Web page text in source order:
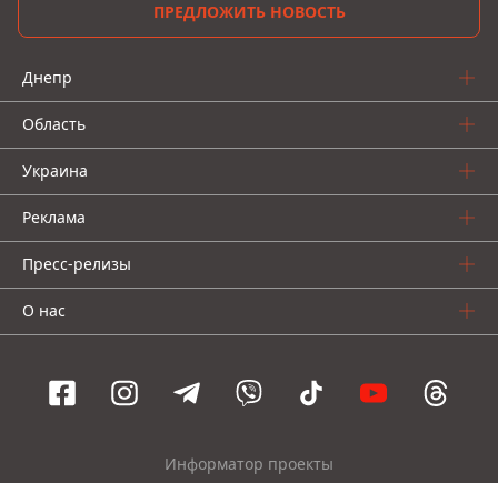
ПРЕДЛОЖИТЬ НОВОСТЬ
Днепр
Область
Украина
Реклама
Пресс-релизы
О нас
Информатор проекты